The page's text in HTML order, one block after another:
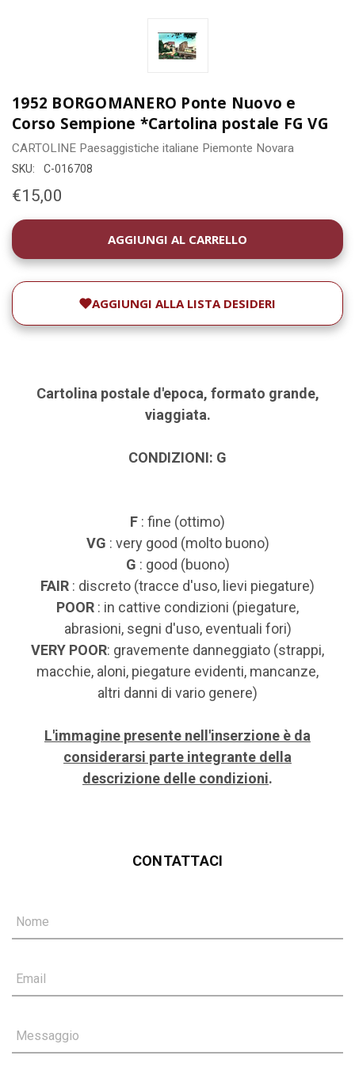
1952 BORGOMANERO Ponte Nuovo e
Corso Sempione *Cartolina postale FG VG
CARTOLINE Paesaggistiche italiane Piemonte Novara
SKU: C-016708
€15,00
DISPONIBILITÀ
ATTUALE:
AGGIUNGI ALLA LISTA DESIDERI
Cartolina postale d'epoca, formato grande,
viaggiata.
CONDIZIONI: G
F : fine (ottimo)
VG : very good (molto buono)
G : good (buono)
FAIR : discreto (tracce d'uso, lievi piegature)
POOR : in cattive condizioni (piegature,
abrasioni, segni d'uso, eventuali fori)
VERY POOR: gravemente danneggiato (strappi,
macchie, aloni, piegature evidenti, mancanze,
altri danni di vario genere)
L'immagine presente nell'inserzione è da
considerarsi parte integrante della
descrizione delle condizioni.
CONTATTACI
Nome
Email
Messaggio